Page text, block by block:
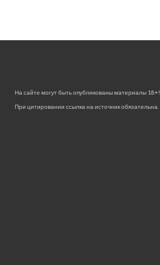
На сайте могут быть опубликованы материалы 18+!
При цитировании ссылка на источник обязательна.